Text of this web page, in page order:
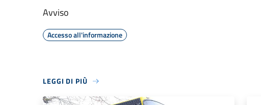
Avviso
Accesso all'informazione
LEGGI DI PIÙ